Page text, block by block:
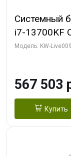
Системный
i7-13700KF
7, C16 8EC/
Turbo/ 512
Модель: KW-
567 503
Купить